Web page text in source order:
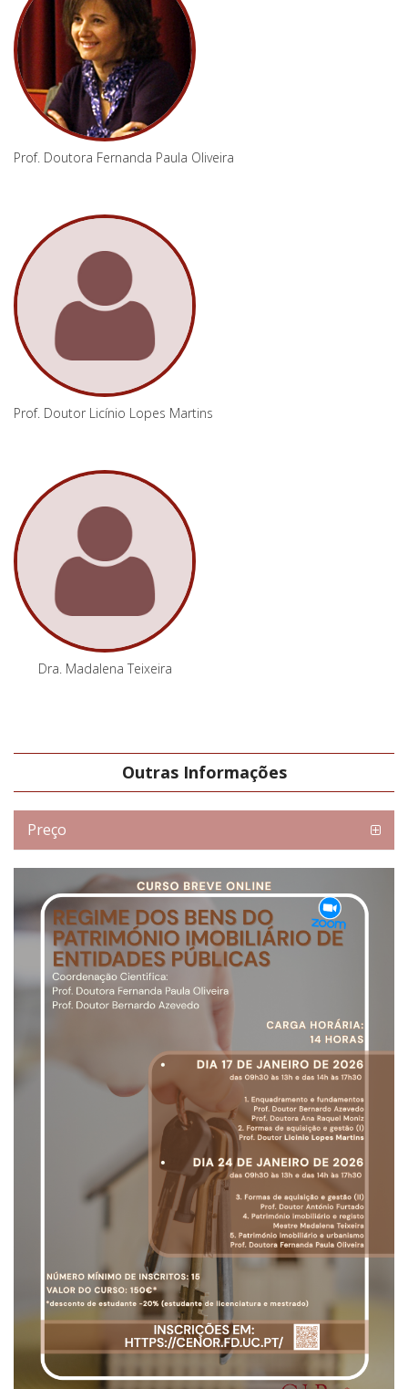
Prof. Doutora Fernanda Paula Oliveira
Prof. Doutor Licínio Lopes Martins
Dra. Madalena Teixeira
Outras Informações
Preço